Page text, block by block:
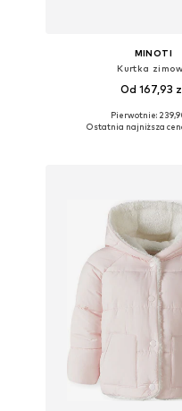
MINOTI
Kurtka
Od 167,93
Dostępne w różnych
Pierwotnie:
Ostatnia najniższa